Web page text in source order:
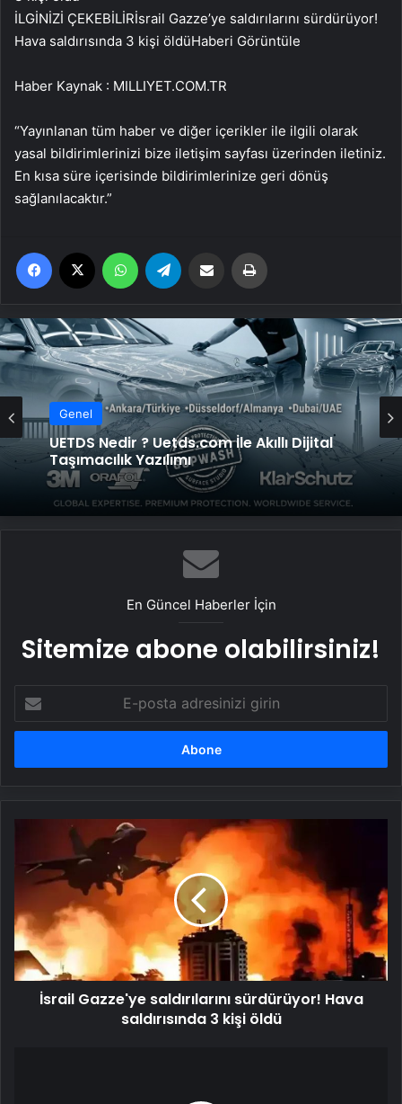
İLGİNİZİ ÇEKEBİLİRİsrail Gazze’ye saldırılarını sürdürüyor!
Hava saldırısında 3 kişi öldüHaberi Görüntüle
Haber Kaynak : MILLIYET.COM.TR
“Yayınlanan tüm haber ve diğer içerikler ile ilgili olarak
yasal bildirimlerinizi bize iletişim sayfası üzerinden iletiniz.
En kısa süre içerisinde bildirimlerinize geri dönüş
sağlanılacaktır.”
Facebook WhatsApp Email'den paylaş
Genel
UETDS Nedir ? Uetds.com İle Akıllı Dijital
Taşımacılık Yazılımı
En Güncel Haberler İçin
Sitemize abone olabilirsiniz!
posta
adresinizi
saldırılarını
sürdürüyor!
saldırısında
3
kişi
öldü
İsrail Gazze'ye saldırılarını sürdürüyor! Hava
saldırısında 3 kişi öldü